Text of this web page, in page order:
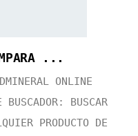
...
ONLINE
BUSCAR
PRODUCTO DE